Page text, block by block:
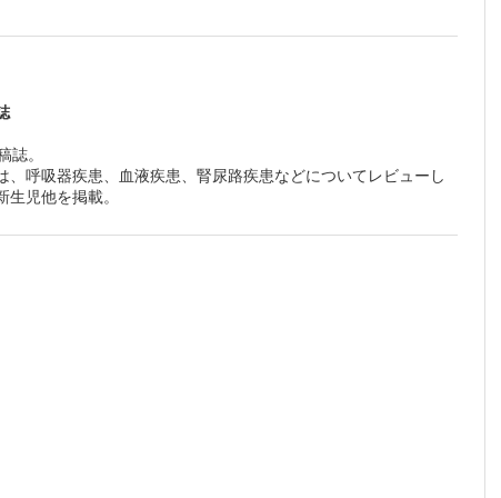
床経
甲状
誌。
呼吸器疾患、血液疾患、腎尿路疾患などについてレビューし
児他を掲載。